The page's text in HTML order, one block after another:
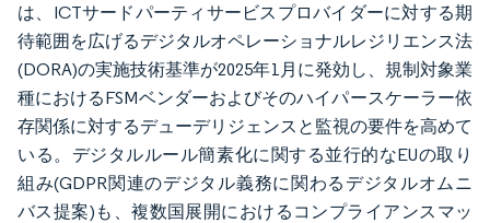
は、ICTサードパーティサービスプロバイダーに対する期
待範囲を広げるデジタルオペレーショナルレジリエンス法
(DORA)の実施技術基準が2025年1月に発効し、規制対象業
種におけるFSMベンダーおよびそのハイパースケーラー依
存関係に対するデューデリジェンスと監視の要件を高めて
いる。デジタルルール簡素化に関する並行的なEUの取り
組み(GDPR関連のデジタル義務に関わるデジタルオムニ
バス提案)も、複数国展開におけるコンプライアンスマッ